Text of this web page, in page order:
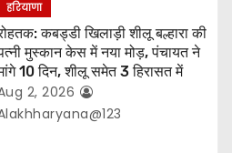
हरियाणा
कबड्डी खिलाड़ी शीलू बल्हारा की
मुस्कान केस में नया मोड़, पंचायत ने
10 दिन, शीलू समेत 3 हिरासत में
2, 2026